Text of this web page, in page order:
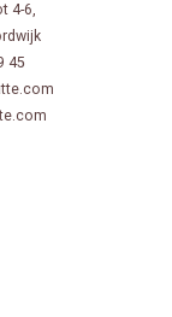
4-6,
45